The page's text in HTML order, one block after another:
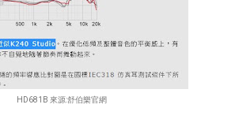
HD681B 來源:舒伯樂官網